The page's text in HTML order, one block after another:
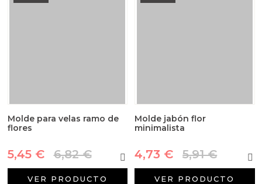
Molde para velas ramo de
flores
5,45 € 6,82 €
VER PRODUCTO
Molde jabón flor
minimalista
4,73 € 5,91 €
VER PRODUCTO